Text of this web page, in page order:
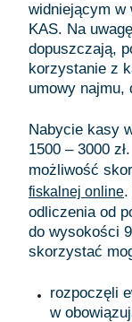
widniejącym w
KAS. Na
dopuszczają,
korzystanie z
umowy najmu,
Nabycie kasy
1500 – 3000
możliwość
fiskalnej online.
odliczenia od
do wysokości
skorzystać
rozpoczęli
w